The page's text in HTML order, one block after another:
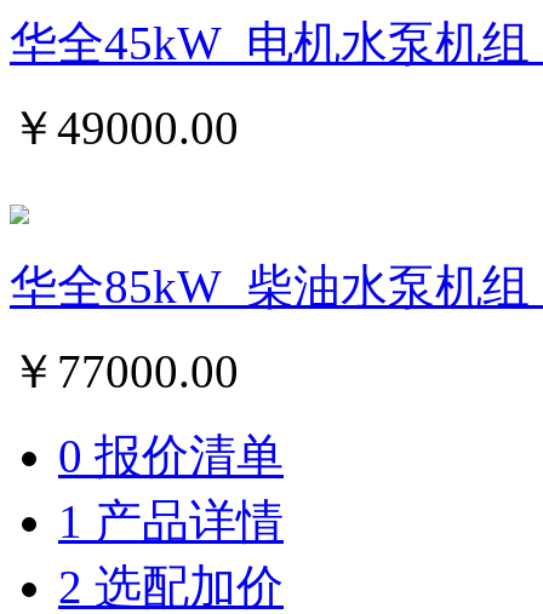
华全45kW_电机水泵机
￥49000.00
华全85kW_柴油水泵机
￥ 77000.00
0 报价清单
1 产品详情
2 选配加价